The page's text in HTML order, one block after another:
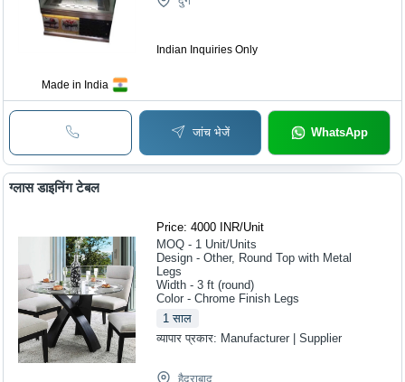
Made in India
Indian Inquiries Only
जांच भेजें WhatsApp
ग्लास डाइनिंग टेबल
Price: 4000 INR/Unit
MOQ - 1 Unit/Units
Design - Other, Round Top with Metal
Legs
Width - 3 ft (round)
Color - Chrome Finish Legs
1 साल
व्यापार प्रकार: Manufacturer | Supplier
हैदराबाद